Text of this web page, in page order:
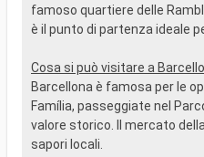
famoso quartiere delle
è il punto di partenza ideale
Cosa si può visitare a
Barcellona è famosa per le
Família, passeggiate nel
valore storico. Il mercato
sapori locali.